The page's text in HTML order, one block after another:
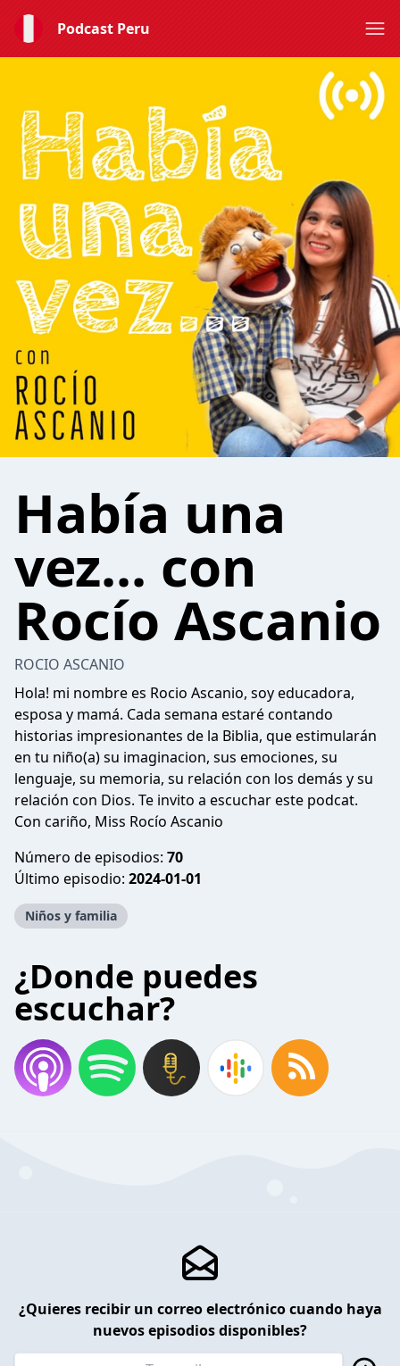
Podcast Peru
Había una
vez... con
Rocío Ascanio
ROCIO ASCANIO
Hola! mi nombre es Rocio Ascanio, soy educadora,
esposa y mamá. Cada semana estaré contando
historias impresionantes de la Biblia, que estimularán
en tu niño(a) su imaginacion, sus emociones, su
lenguaje, su memoria, su relación con los demás y su
relación con Dios. Te invito a escuchar este podcat.
Con cariño, Miss Rocío Ascanio
Número de episodios: 70
Último episodio: 2024-01-01
Niños y familia
¿Donde puedes
escuchar?
¿Quieres recibir un correo electrónico cuando haya
nuevos episodios disponibles?